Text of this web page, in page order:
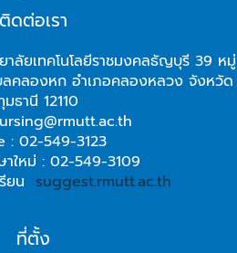
ติดต่อเรา
ลัยเทคโนโลยีราชมงคลธัญบุรี 39 หมู่
คลองหก อำเภอคลองหลวง จังหวัด
ธานี 12110
: 02-549-3123
าใหม่ : 02-549-3109
ยน suggest.rmutt.ac.th
ที่ตั้ง